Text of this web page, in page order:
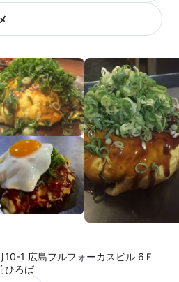
10-1 広島フルフォーカスビル 6Ｆ
ひろば